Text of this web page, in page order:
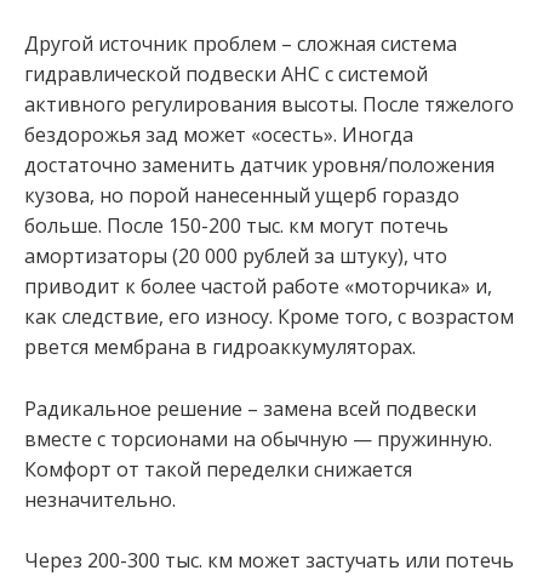
Другой источник проблем – сложная система
гидравлической подвески АНС с системой
активного регулирования высоты. После тяжелого
бездорожья зад может «осесть». Иногда
достаточно заменить датчик уровня/положения
кузова, но порой нанесенный ущерб гораздо
больше. После 150-200 тыс. км могут потечь
амортизаторы (20 000 рублей за штуку), что
приводит к более частой работе «моторчика» и,
как следствие, его износу. Кроме того, с возрастом
рвется мембрана в гидроаккумуляторах.
Радикальное решение – замена всей подвески
вместе с торсионами на обычную — пружинную.
Комфорт от такой переделки снижается
незначительно.
Через 200-300 тыс. км может застучать или потечь